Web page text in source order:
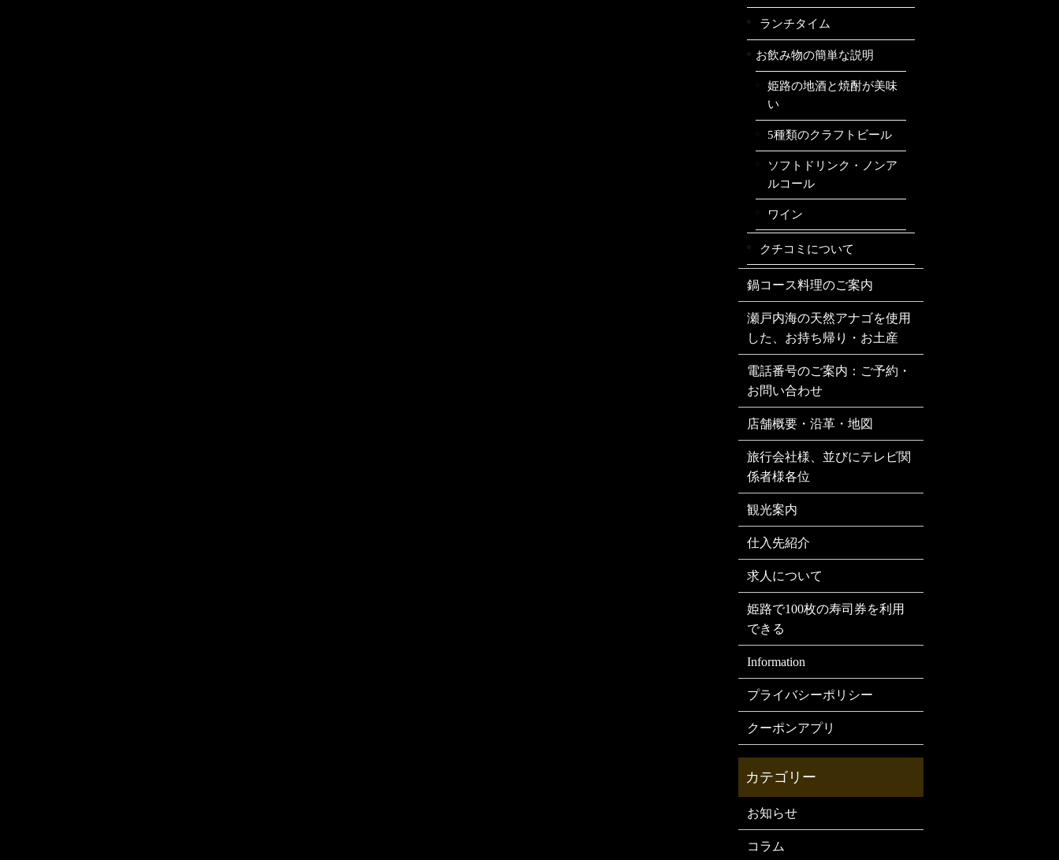
ランチタイム
お飲み物の簡単な説明
姫路の地酒と焼酎が美味
い
5種類のクラフトビール
ソフトドリンク・ノンア
ルコール
ワイン
クチコミについて
鍋コース料理のご案内
瀬戸内海の天然アナゴを使用
した、お持ち帰り・お土産
電話番号のご案内：ご予約・
お問い合わせ
店舗概要・沿革・地図
旅行会社様、並びにテレビ関
係者様各位
観光案内
仕入先紹介
求人について
姫路で100枚の寿司券を利用
できる
Information
プライバシーポリシー
クーポンアプリ
お知らせ
コラム